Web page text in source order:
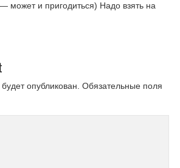
может и пригодиться) Надо взять на
опубликован. Обязательные поля